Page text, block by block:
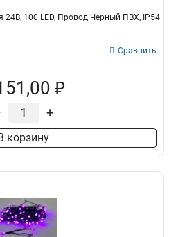
24В, 100 LED, Провод Черный ПВХ, IP54
Сравнить
₽
+
корзину